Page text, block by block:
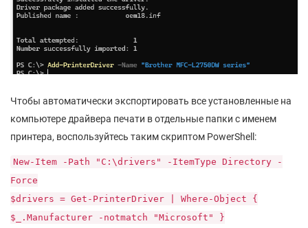
Чтобы автоматически экспортировать все установленные на
компьютере драйвера печати в отдельные папки с именем
принтера, воспользуйтесь таким скриптом PowerShell:
New-Item -Path "C:\drivers" -ItemType Directory -
Force
$drivers = Get-PrinterDriver | Where-Object {
$_.Manufacturer -notmatch "Microsoft" }